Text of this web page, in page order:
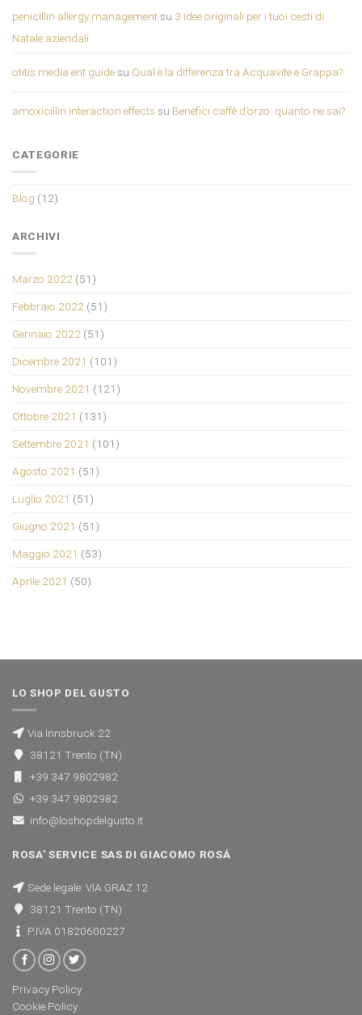
penicillin allergy managementsu 3 idee originali per i tuoi cesti di
Natale aziendali
otitis media ent guidesu Qual è la differenza tra Acquavite e Grappa?
amoxicillin interaction effects su Benefici caffè d’orzo: quanto ne sai?
CATEGORIE
Blog (12)
ARCHIVI
Marzo 2022 (51)
Febbraio 2022 (51)
Gennaio 2022 (51)
Dicembre 2021 (101)
Novembre 2021 (121)
Ottobre 2021 (131)
Settembre 2021 (101)
Agosto 2021 (51)
Luglio 2021 (51)
Giugno 2021 (51)
Maggio 2021 (53)
Aprile 2021 (50)
LO SHOP DEL GUSTO
Via Innsbruck 22
38121 Trento (TN)
+39 347 9802982
+39 347 9802982
info@loshopdelgusto.it
ROSA' SERVICE SAS DI GIACOMO ROSÁ
Sede legale: VIA GRAZ 12
38121 Trento (TN)
P.IVA 01820600227
Privacy Policy
Cookie Policy